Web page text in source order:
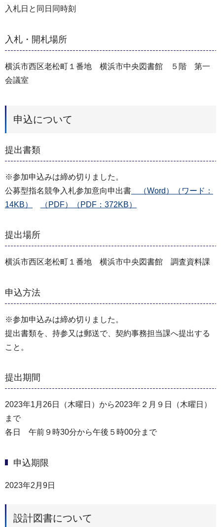
入札日と同日同時刻
入札・開札場所
横浜市西区老松町１番地 横浜市中央図書館 ５階 第一
会議室
申込について
提出書類
※参加申込みは締め切りました。
公募型指名競争入札参加意向申出書 （Word）（ワード：
14KB）
（PDF）（PDF：372KB）
提出場所
横浜市西区老松町１番地 横浜市中央図書館 調査資料課
申込方法
※参加申込みは締め切りました。
提出書類を、持参又は郵送で、契約事務担当課へ提出する
こと。
提出期間
2023年1月26日（木曜日）から2023年２月９日（木曜日）
まで
各日 午前９時30分から午後５時00分まで
申込期限
2023年2月9日
設計図書について